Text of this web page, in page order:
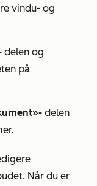
vindu- og
delen og
på
delen
Når du er